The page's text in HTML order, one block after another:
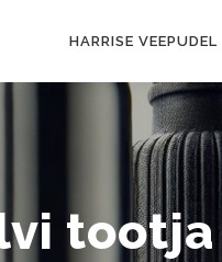
HARRISE VEEPUDEL
tootja